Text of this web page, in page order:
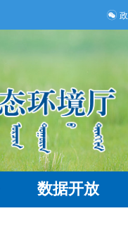
数据开放